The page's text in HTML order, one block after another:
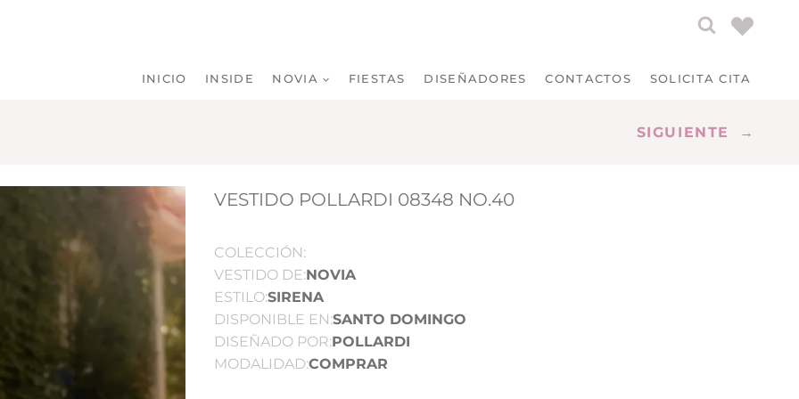
INICIO INSIDE NOVIA FIESTAS DISEÑADORES CONTACTOS SOLICITA CITA
SIGUIENTE →
VESTIDO POLLARDI 08348 NO.40
COLECCIÓN:
VESTIDO DE:NOVIA
ESTILO:SIRENA
DISPONIBLE EN:SANTO DOMINGO
DISEÑADO POR:POLLARDI
MODALIDAD:COMPRAR